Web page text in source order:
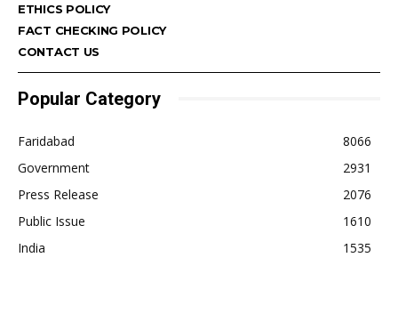
ETHICS POLICY
FACT CHECKING POLICY
CONTACT US
Popular Category
Faridabad
8066
Government
2931
Press Release
2076
Public Issue
1610
India
1535